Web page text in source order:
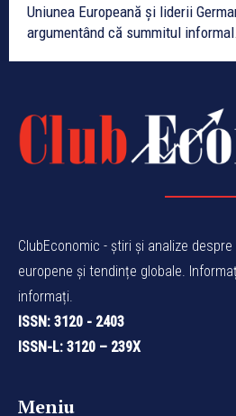
Uniunea Europeană şi liderii
argumentând că summitul
ClubEconomic - știri și analize
europene și tendințe globale.
informați.
ISSN: 3120 - 2403
ISSN-L: 3120 – 239X
Meniu